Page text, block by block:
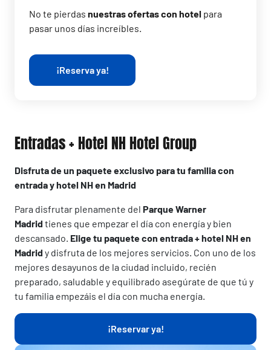
No te pierdas nuestras ofertas con hotel para
pasar unos días increíbles.
¡Reserva ya!
Entradas + Hotel NH Hotel Group
Disfruta de un paquete exclusivo para tu familia con
entrada y hotel NH en Madrid
Para disfrutar plenamente del Parque Warner
Madrid tienes que empezar el día con energía y bien
descansado. Elige tu paquete con entrada + hotel NH en
Madrid y disfruta de los mejores servicios. Con uno de los
mejores desayunos de la ciudad incluido, recién
preparado, saludable y equilibrado asegúrate de que tú y
tu familia empezáis el día con mucha energía.
¡Reservar ya!